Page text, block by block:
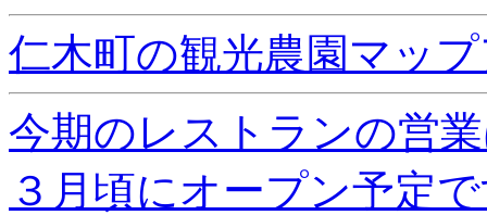
仁木町の観光農園マッ
今期のレストランの営
３月頃にオープン予定